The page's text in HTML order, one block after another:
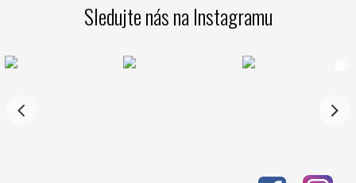
Sledujte nás na Instagramu